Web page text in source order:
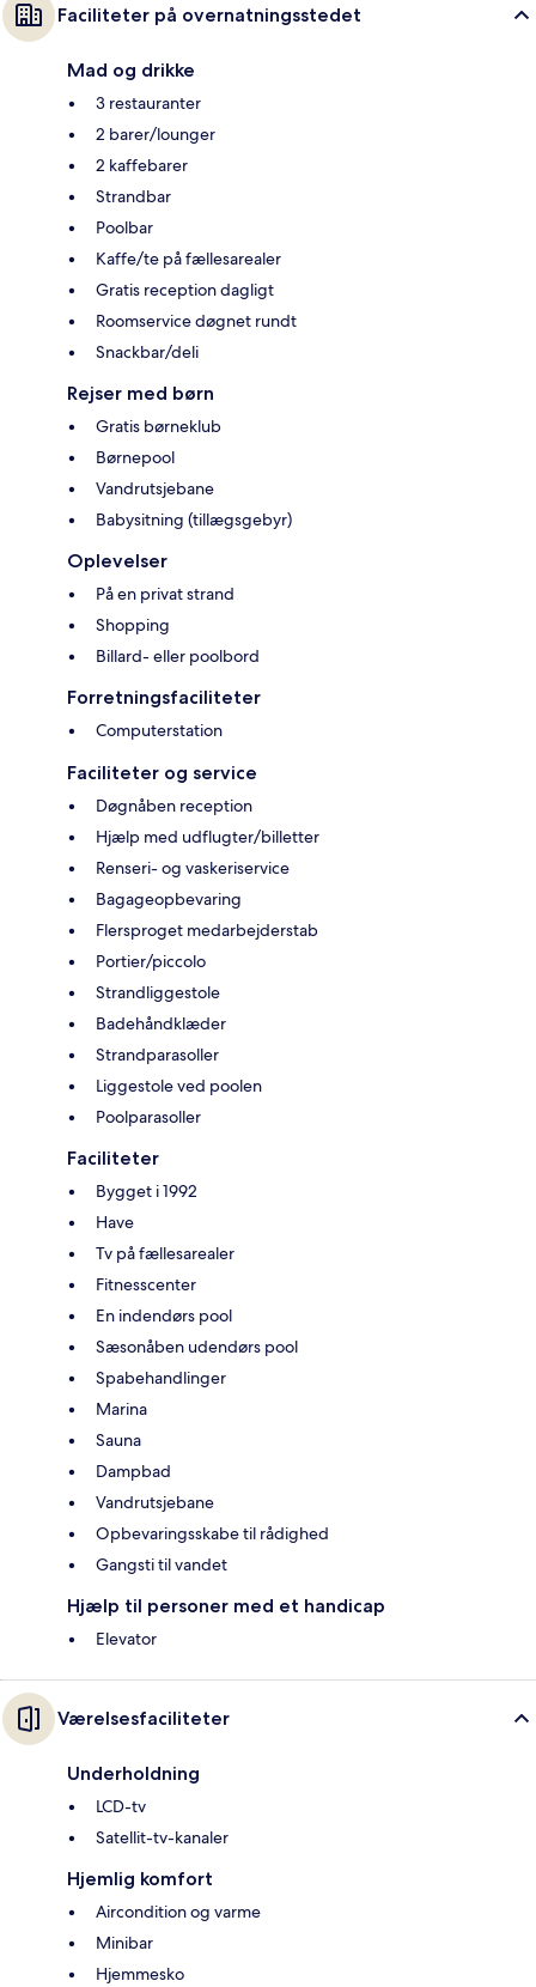
Faciliteter på overnatningsstedet
Mad og drikke
3 restauranter
2 barer/lounger
2 kaffebarer
Strandbar
Poolbar
Kaffe/te på fællesarealer
Gratis reception dagligt
Roomservice døgnet rundt
Snackbar/deli
Rejser med børn
Gratis børneklub
Børnepool
Vandrutsjebane
Babysitning (tillægsgebyr)
Oplevelser
På en privat strand
Shopping
Billard- eller poolbord
Forretningsfaciliteter
Computerstation
Faciliteter og service
Døgnåben reception
Hjælp med udflugter/billetter
Renseri- og vaskeriservice
Bagageopbevaring
Flersproget medarbejderstab
Portier/piccolo
Strandliggestole
Badehåndklæder
Strandparasoller
Liggestole ved poolen
Poolparasoller
Faciliteter
Bygget i 1992
Have
Tv på fællesarealer
Fitnesscenter
En indendørs pool
Sæsonåben udendørs pool
Spabehandlinger
Marina
Sauna
Dampbad
Vandrutsjebane
Opbevaringsskabe til rådighed
Gangsti til vandet
Hjælp til personer med et handicap
Elevator
Værelsesfaciliteter
Underholdning
LCD-tv
Satellit-tv-kanaler
Hjemlig komfort
Aircondition og varme
Minibar
Hjemmesko